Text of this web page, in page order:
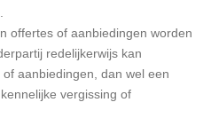
offertes of aanbiedingen worden
redelijkerwijs kan
aanbiedingen, dan wel een
vergissing of